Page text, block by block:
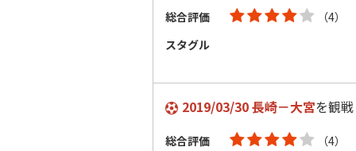
総合評価
（4）
スタグル
2019/03/30 長崎－大宮を観戦
総合評価
（4）